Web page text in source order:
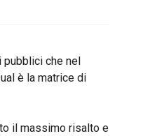
pubblici che nel
è la matrice di
il massimo risalto e